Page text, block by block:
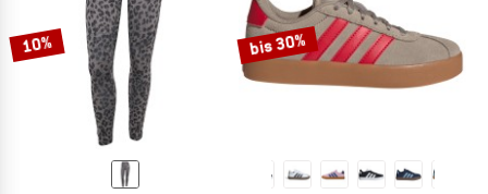
10% bis 30%